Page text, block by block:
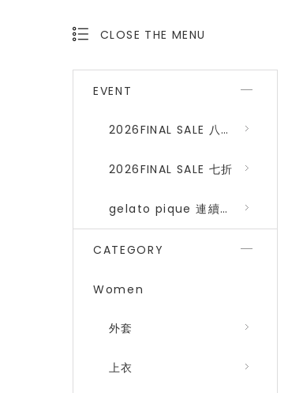
CLOSE THE MENU
EVENT
2026FINAL SALE 八折 (gelato pique、SNIDEL HOME)
2026FINAL SALE 七折
gelato pique 連續品番八折
CATEGORY
Women
外套
上衣